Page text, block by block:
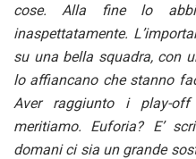
cose. Alla fine lo
inaspettatamente.
su una bella squadra, con
lo affiancano che stanno
Aver raggiunto i play-
meritiamo. Euforia? E’
domani ci sia un grande